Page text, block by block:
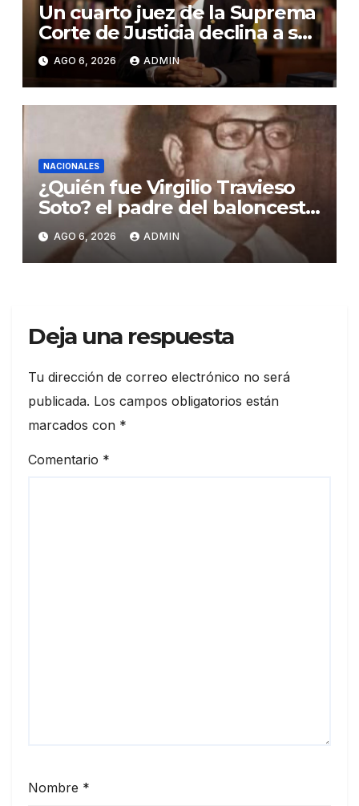
Un cuarto juez de la Suprema
Corte de Justicia declina a ser
evaluado por el CNM
AGO 6, 2026 ADMIN
NACIONALES
¿Quién fue Virgilio Travieso
Soto? el padre del baloncesto
dominicano
AGO 6, 2026 ADMIN
Deja una respuesta
Tu dirección de correo electrónico no será
publicada. Los campos obligatorios están
marcados con *
Comentario *
Nombre *